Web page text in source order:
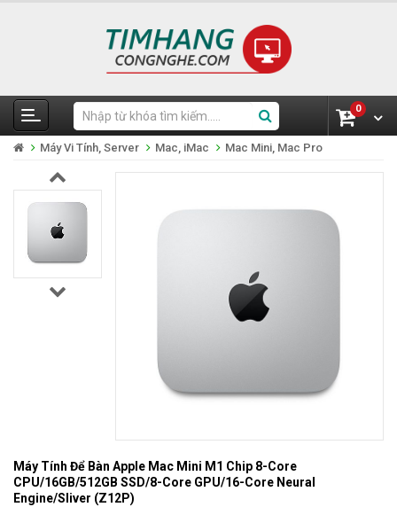
0
Máy Vi Tính, Server Mac, iMac Mac Mini, Mac Pro
Máy Tính Để Bàn Apple Mac Mini M1 Chip 8-Core
CPU/16GB/512GB SSD/8-Core GPU/16-Core Neural
Engine/Sliver (Z12P)